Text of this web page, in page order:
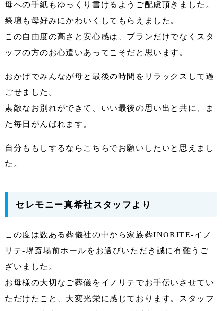
母への手紙もゆっくり書けるようご配慮頂きました。
祭壇も母好みにかわいくしてもらえました。
この自由度の高さと安心感は、プランだけでなくスタ
ッフの方のお心遣いあってこそだと思います。
おかげでみんなが母と最後の時間をリラックスして過
ごせました。
素敵なお別れができて、いい最後の思い出と共に、ま
た毎日がんばれます。
自分ももしするならこちらでお願いしたいと思えまし
た。
セレモニー真希社スタッフより
この度は数ある葬儀社の中から家族葬INORITE-イノ
リテ-堺斎場前ホールをお選びいただき誠に有難うご
ざいました。
お母様の大切なご葬儀をイノリテでお手伝いさせてい
ただけたこと、大変光栄に感じております。スタッフ